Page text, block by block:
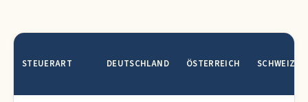
STEUERART DEUTSCHLAND ÖSTERREICH SCHWEIZ